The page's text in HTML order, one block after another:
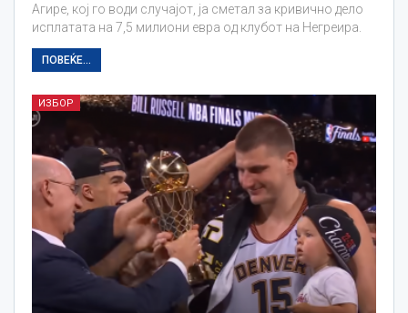
Агире, кој го води случајот, ја сметал за кривично дело
исплатата на 7,5 милиони евра од клубот на Негреира.
ПОВЕЌЕ...
ИЗБОР